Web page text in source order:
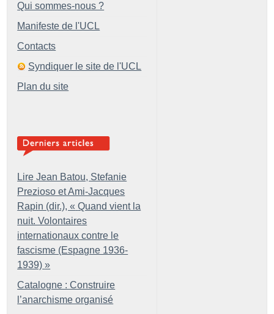
Qui sommes-nous ?
Manifeste de l'UCL
Contacts
Syndiquer le site de l'UCL
Plan du site
Lire Jean Batou, Stefanie
Prezioso et Ami-Jacques
Rapin (dir.), « Quand vient la
nuit. Volontaires
internationaux contre le
fascisme (Espagne 1936-
1939) »
Catalogne : Construire
l’anarchisme organisé